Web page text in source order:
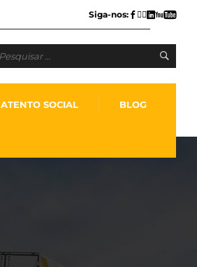
Siga-nos:
ATENTO SOCIAL BLOG